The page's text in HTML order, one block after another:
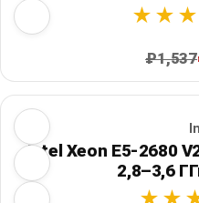
₽1,537
Intel Xeon E5-2680
2,8–3,6